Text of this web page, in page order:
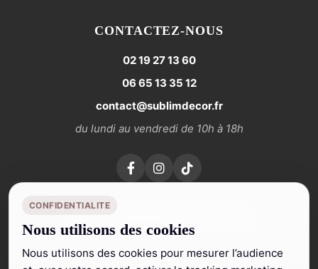
CONTACTEZ-NOUS
02 19 27 13 60
06 65 13 35 12
contact@sublimdecor.fr
du lundi au vendredi de 10h à 18h
CONFIDENTIALITE
Nous utilisons des cookies
Nous utilisons des cookies pour mesurer l’audience